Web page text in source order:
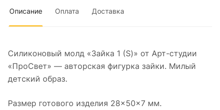
Описание Оплата Доставка
Силиконовый молд «Зайка 1 (S)» от Арт-студии
«ПроСвет» — авторская фигурка зайки. Милый
детский образ.
Размер готового изделия 28×50×7 мм.